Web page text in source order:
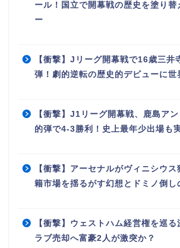
ール！国立で開幕戦の歴史を塗り替
ー
【衝撃】Jリーグ開幕戦で16歳三井
弾！劇的逆転の歴史的デビューに世
【衝撃】J1リーグ開幕戦、鹿島ア
的弾で4-3勝利！史上最年少出場も
【衝撃】アーセナルがヴィニシウ
籍市場を揺るがす幻想とドミノ倒し
【衝撃】ウェストハム経営権を巡る
ラブ売却へ富豪2人が激突か？